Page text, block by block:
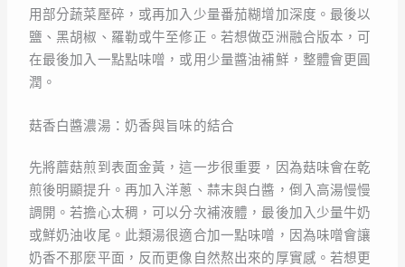
用部分蔬菜壓碎，或再加入少量番茄糊增加深度。最後以
鹽、黑胡椒、羅勒或牛至修正。若想做亞洲融合版本，可
在最後加入一點點味噌，或用少量醬油補鮮，整體會更圓
潤。
菇香白醬濃湯：奶香與旨味的結合
先將蘑菇煎到表面金黃，這一步很重要，因為菇味會在乾
煎後明顯提升。再加入洋蔥、蒜末與白醬，倒入高湯慢慢
調開。若擔心太稠，可以分次補液體，最後加入少量牛奶
或鮮奶油收尾。此類湯很適合加一點味噌，因為味噌會讓
奶香不那麼平面，反而更像自然熬出來的厚實感。若想更